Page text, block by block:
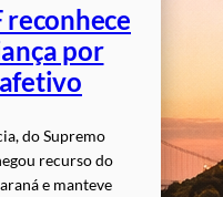
reconhece
por
do Supremo
recurso do
e manteve